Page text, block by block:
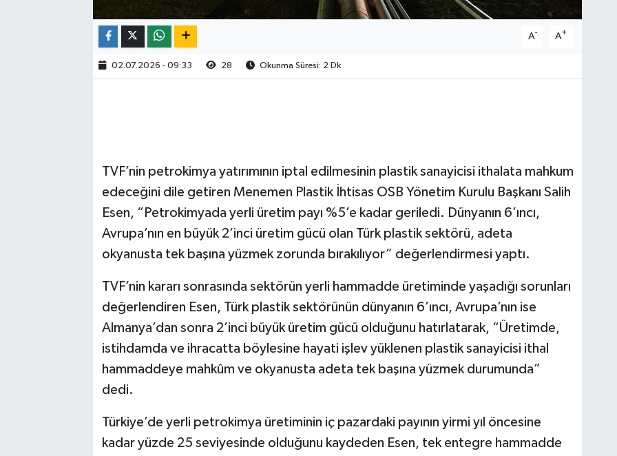
A- A+
02.07.2026 - 09:33 28 Okunma Süresi: 2 Dk
TVF’nin petrokimya yatırımının iptal edilmesinin plastik sanayicisi ithalata mahkum
edeceğini dile getiren Menemen Plastik İhtisas OSB Yönetim Kurulu Başkanı Salih
Esen, “Petrokimyada yerli üretim payı %5’e kadar geriledi. Dünyanın 6’ıncı,
Avrupa’nın en büyük 2’inci üretim gücü olan Türk plastik sektörü, adeta
okyanusta tek başına yüzmek zorunda bırakılıyor” değerlendirmesi yaptı.
TVF’nin kararı sonrasında sektörün yerli hammadde üretiminde yaşadığı sorunları
değerlendiren Esen, Türk plastik sektörünün dünyanın 6’ıncı, Avrupa’nın ise
Almanya’dan sonra 2’inci büyük üretim gücü olduğunu hatırlatarak, “Üretimde,
istihdamda ve ihracatta böylesine hayati işlev yüklenen plastik sanayicisi ithal
hammaddeye mahkûm ve okyanusta adeta tek başına yüzmek durumunda”
dedi.
Türkiye’de yerli petrokimya üretiminin iç pazardaki payının yirmi yıl öncesine
kadar yüzde 25 seviyesinde olduğunu kaydeden Esen, tek entegre hammadde